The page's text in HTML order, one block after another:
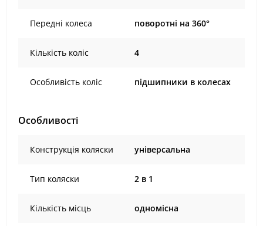
Передні колеса поворотні на 360°
Кількість коліс 4
Особливість коліс підшипники в колесах
Особливості
Конструкція коляски універсальна
Тип коляски 2 в 1
Кількість місць одномісна